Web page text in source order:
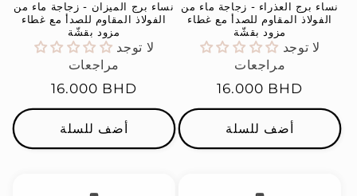
نساء برج الميزان - زجاجة ماء من
الفولاذ المقاوم للصدأ مع غطاء
مزود بقشّة
لا توجد
مراجعات
السعر
العادي
16.000 BHD
أضف للسلة
نساء برج العذراء - زجاجة ماء من
الفولاذ المقاوم للصدأ مع غطاء
مزود بقشّة
لا توجد
مراجعات
السعر
العادي
16.000 BHD
أضف للسلة